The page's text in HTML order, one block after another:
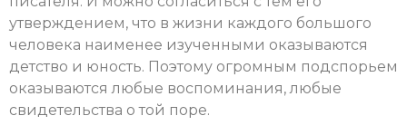
утверждением, что в жизни каждого большого
человека наименее изученными оказываются
детство и юность. Поэтому огромным подспорьем
оказываются любые воспоминания, любые
свидетельства о той поре.